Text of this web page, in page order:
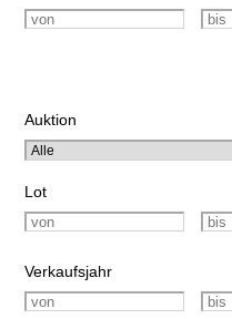
Auktion
Lot
Verkaufsjahr